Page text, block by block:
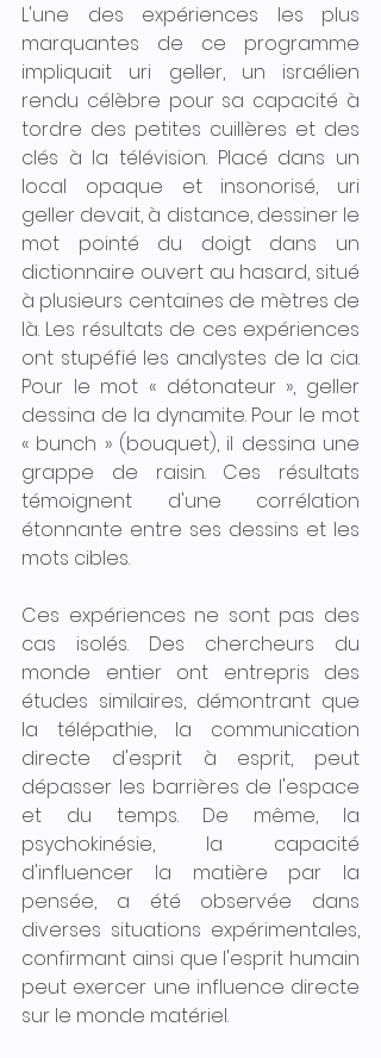
L'une des expériences les plus
marquantes de ce programme
impliquait uri geller, un israélien
rendu célèbre pour sa capacité à
tordre des petites cuillères et des
clés à la télévision. Placé dans un
local opaque et insonorisé, uri
geller devait, à distance, dessiner le
mot pointé du doigt dans un
dictionnaire ouvert au hasard, situé
à plusieurs centaines de mètres de
là. Les résultats de ces expériences
ont stupéfié les analystes de la cia.
Pour le mot « détonateur », geller
dessina de la dynamite. Pour le mot
« bunch » (bouquet), il dessina une
grappe de raisin. Ces résultats
témoignent d'une corrélation
étonnante entre ses dessins et les
mots cibles.
Ces expériences ne sont pas des
cas isolés. Des chercheurs du
monde entier ont entrepris des
études similaires, démontrant que
la télépathie, la communication
directe d'esprit à esprit, peut
dépasser les barrières de l'espace
et du temps. De même, la
psychokinésie, la capacité
d'influencer la matière par la
pensée, a été observée dans
diverses situations expérimentales,
confirmant ainsi que l'esprit humain
peut exercer une influence directe
sur le monde matériel.